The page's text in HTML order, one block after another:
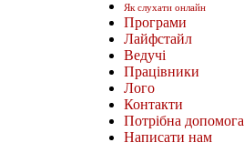
Як слухати онлайн
Програми
Лайфстайл
Ведучі
Працівники
Лого
Контакти
Потрібна допомога
Написати нам